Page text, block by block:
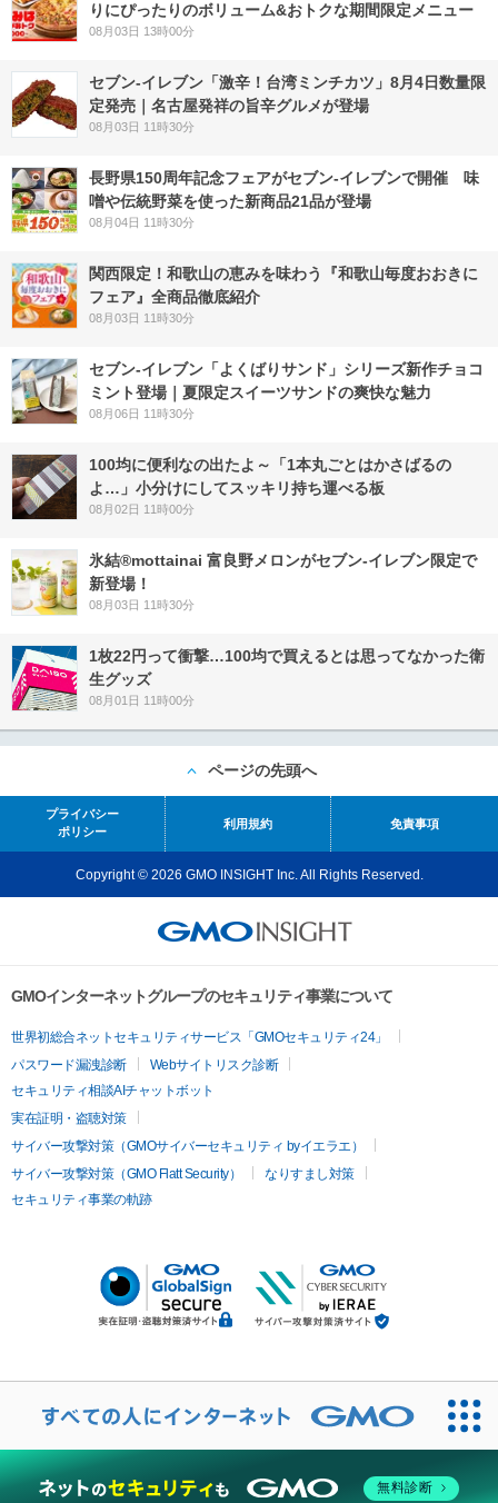
りにぴったりのボリューム&おトクな期間限定メニュー
08月03日 13時00分
セブン-イレブン「激辛！台湾ミンチカツ」8月4日数量限
定発売｜名古屋発祥の旨辛グルメが登場
08月03日 11時30分
長野県150周年記念フェアがセブン-イレブンで開催 味
噌や伝統野菜を使った新商品21品が登場
08月04日 11時30分
関西限定！和歌山の恵みを味わう『和歌山毎度おおきに
フェア』全商品徹底紹介
08月03日 11時30分
セブン‐イレブン「よくばりサンド」シリーズ新作チョコ
ミント登場｜夏限定スイーツサンドの爽快な魅力
08月06日 11時30分
100均に便利なの出たよ～「1本丸ごとはかさばるの
よ…」小分けにしてスッキリ持ち運べる板
08月02日 11時00分
氷結®mottainai 富良野メロンがセブン‐イレブン限定で
新登場！
08月03日 11時30分
1枚22円って衝撃…100均で買えるとは思ってなかった衛
生グッズ
08月01日 11時00分
ページの先頭へ
プライバシー
ポリシー
利用規約 免責事項
Copyright © 2026 GMO INSIGHT Inc. All Rights Reserved.
GMOインターネットグループのセキュリティ事業について
世界初総合ネットセキュリティサービス「GMOセキュリティ24」
パスワード漏洩診断
Webサイトリスク診断
セキュリティ相談AIチャットボット
実在証明・盗聴対策
サイバー攻撃対策（GMOサイバーセキュリティ byイエラエ）
サイバー攻撃対策（GMO Flatt Security）
なりすまし対策
セキュリティ事業の軌跡
無料診断